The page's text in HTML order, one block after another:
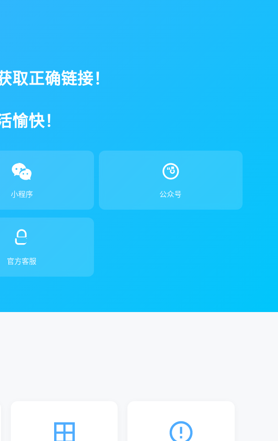
正确链接！
快！
小程序 公众号
官方客服